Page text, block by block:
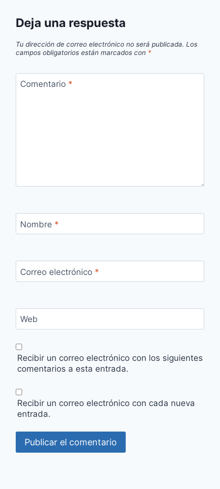
Deja una respuesta
Tu dirección de correo electrónico no será publicada. Los
campos obligatorios están marcados con *
Comentario *
Nombre *
Correo electrónico *
Web
Recibir un correo electrónico con los siguientes
comentarios a esta entrada.
Recibir un correo electrónico con cada nueva
entrada.